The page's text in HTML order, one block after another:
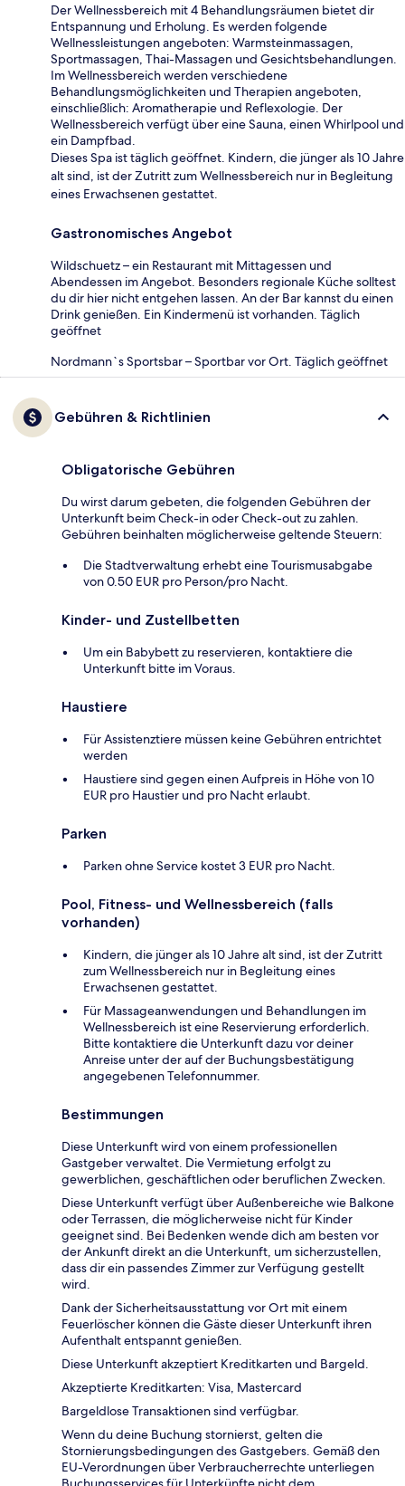
Der Wellnessbereich mit 4 Behandlungsräumen bietet dir
Entspannung und Erholung. Es werden folgende
Wellnessleistungen angeboten: Warmsteinmassagen,
Sportmassagen, Thai-Massagen und Gesichtsbehandlungen.
Im Wellnessbereich werden verschiedene
Behandlungsmöglichkeiten und Therapien angeboten,
einschließlich: Aromatherapie und Reflexologie. Der
Wellnessbereich verfügt über eine Sauna, einen Whirlpool und
ein Dampfbad.
Dieses Spa ist täglich geöffnet. Kindern, die jünger als 10 Jahre
alt sind, ist der Zutritt zum Wellnessbereich nur in Begleitung
eines Erwachsenen gestattet.
Gastronomisches Angebot
Wildschuetz – ein Restaurant mit Mittagessen und
Abendessen im Angebot. Besonders regionale Küche solltest
du dir hier nicht entgehen lassen. An der Bar kannst du einen
Drink genießen. Ein Kindermenü ist vorhanden. Täglich
geöffnet
Nordmann`s Sportsbar – Sportbar vor Ort. Täglich geöffnet
Gebühren & Richtlinien
Obligatorische Gebühren
Du wirst darum gebeten, die folgenden Gebühren der
Unterkunft beim Check-in oder Check-out zu zahlen.
Gebühren beinhalten möglicherweise geltende Steuern:
Die Stadtverwaltung erhebt eine Tourismusabgabe
von 0.50 EUR pro Person/pro Nacht.
Kinder- und Zustellbetten
Um ein Babybett zu reservieren, kontaktiere die
Unterkunft bitte im Voraus.
Haustiere
Für Assistenztiere müssen keine Gebühren entrichtet
werden
Haustiere sind gegen einen Aufpreis in Höhe von 10
EUR pro Haustier und pro Nacht erlaubt.
Parken
Parken ohne Service kostet 3 EUR pro Nacht.
Pool, Fitness- und Wellnessbereich (falls
vorhanden)
Kindern, die jünger als 10 Jahre alt sind, ist der Zutritt
zum Wellnessbereich nur in Begleitung eines
Erwachsenen gestattet.
Für Massageanwendungen und Behandlungen im
Wellnessbereich ist eine Reservierung erforderlich.
Bitte kontaktiere die Unterkunft dazu vor deiner
Anreise unter der auf der Buchungsbestätigung
angegebenen Telefonnummer.
Bestimmungen
Diese Unterkunft wird von einem professionellen
Gastgeber verwaltet. Die Vermietung erfolgt zu
gewerblichen, geschäftlichen oder beruflichen Zwecken.
Diese Unterkunft verfügt über Außenbereiche wie Balkone
oder Terrassen, die möglicherweise nicht für Kinder
geeignet sind. Bei Bedenken wende dich am besten vor
der Ankunft direkt an die Unterkunft, um sicherzustellen,
dass dir ein passendes Zimmer zur Verfügung gestellt
wird.
Dank der Sicherheitsausstattung vor Ort mit einem
Feuerlöscher können die Gäste dieser Unterkunft ihren
Aufenthalt entspannt genießen.
Diese Unterkunft akzeptiert Kreditkarten und Bargeld.
Akzeptierte Kreditkarten: Visa, Mastercard
Bargeldlose Transaktionen sind verfügbar.
Wenn du deine Buchung stornierst, gelten die
Stornierungsbedingungen des Gastgebers. Gemäß den
EU-Verordnungen über Verbraucherrechte unterliegen